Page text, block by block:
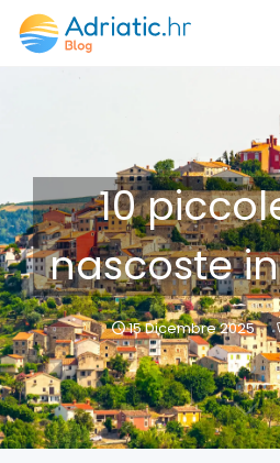
10
nascoste
15 Dicembre 2025